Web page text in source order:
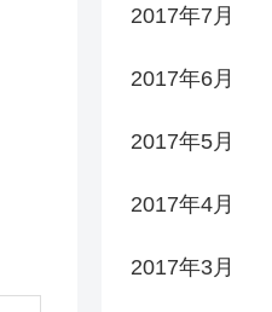
2017年7月
2017年6月
2017年5月
2017年4月
2017年3月